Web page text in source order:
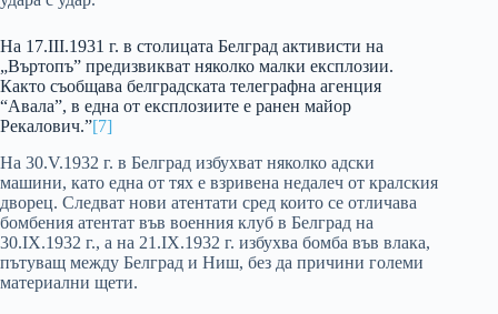
На 17.ІІІ.1931 г. в столицата Белград активисти на
„Въртопъ” предизвикват няколко малки експлозии.
Както съобщава белградската телеграфна агенция
“Авала”, в една от експлозиите е ранен майор
Рекалович.”[7]
На 30.V.1932 г. в Белград избухват няколко адски
машини, като една от тях е взривена недалеч от кралския
дворец. Следват нови атентати сред които се отличава
бомбения атентат във военния клуб в Белград на
30.ІХ.1932 г., а на 21.ІХ.1932 г. избухва бомба във влака,
пътуващ между Белград и Ниш, без да причини големи
материални щети.